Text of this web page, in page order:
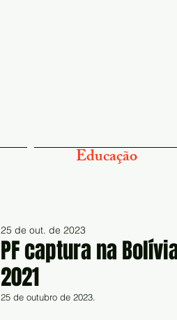
Educação
PF captura na
2021
25 de out. de 2023
25 de outubro de 2023.